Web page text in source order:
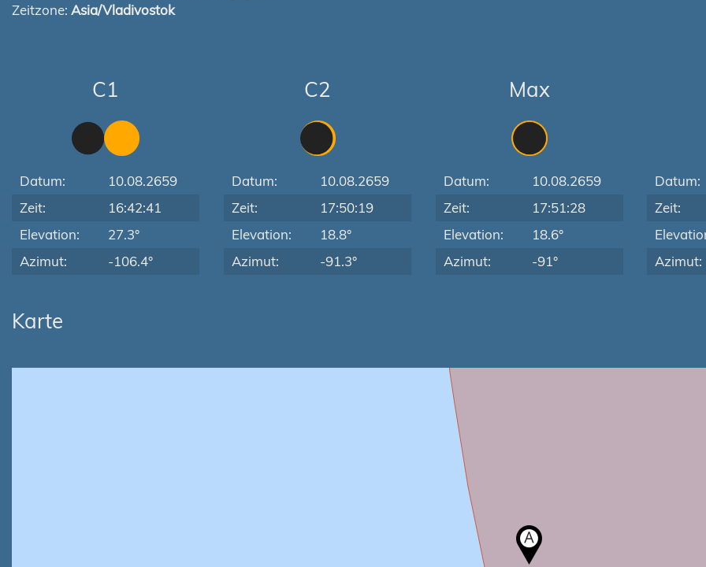
Zeitzone: Asia/Vladivostok
C1
Datum:
10.08.2659
Zeit:
16:42:41
Elevation:
27.3°
Azimut:
-106.4°
C2
Datum:
10.08.2659
Zeit:
17:50:19
Elevation:
18.8°
Azimut:
-91.3°
Max
Datum:
10.08.2659
Zeit:
17:51:28
Elevation:
18.6°
Azimut:
-91°
Datum:
Zeit:
Azimut:
Karte